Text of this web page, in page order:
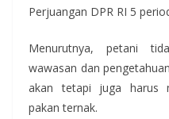
Perjuangan DPR RI 5
Menurutnya, petani
wawasan dan
akan tetapi juga harus
pakan ternak.